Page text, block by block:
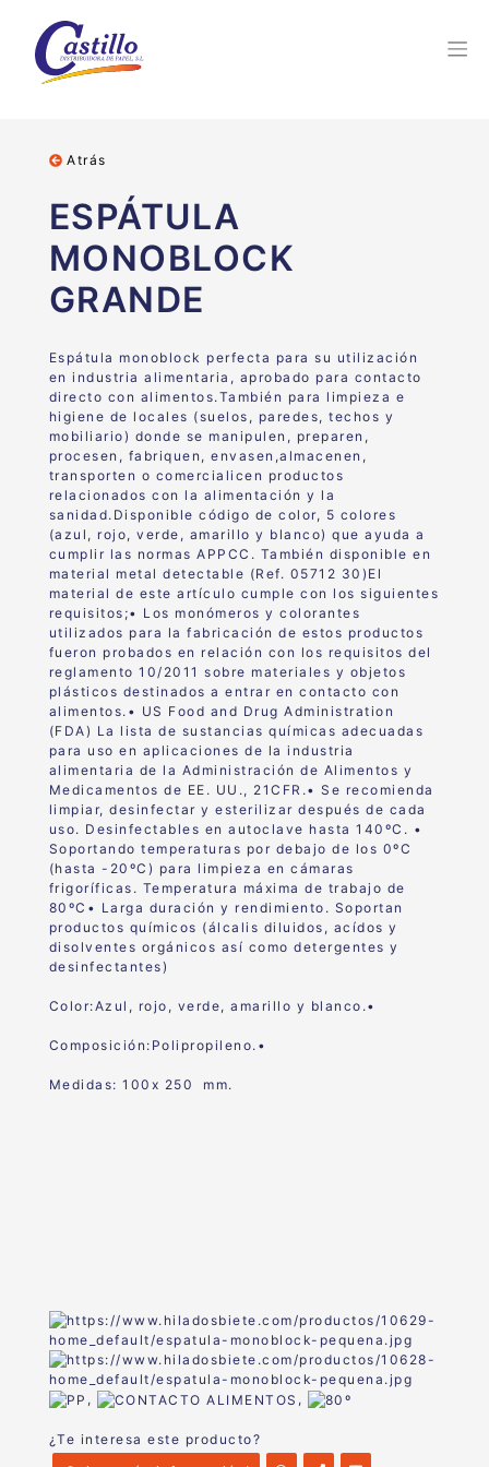
Atrás
ESPÁTULA
MONOBLOCK
GRANDE
Espátula monoblock perfecta para su utilización
en industria alimentaria, aprobado para contacto
directo con alimentos.También para limpieza e
higiene de locales (suelos, paredes,techos y
mobiliario) donde se manipulen, preparen,
procesen, fabriquen, envasen,almacenen,
transporten o comercialicen productos
relacionados con la alimentación y la
sanidad.Disponible código de color, 5 colores
(azul, rojo, verde, amarillo y blanco) que ayuda a
cumplir las normas APPCC. También disponible en
material metal detectable (Ref. 05712 30)El
material de este artículo cumple con los siguientes
requisitos;• Los monómeros y colorantes
utilizados para la fabricación de estos productos
fueron probados en relación con los requisitos del
reglamento 10/2011 sobre materiales y objetos
plásticos destinados a entrar en contacto con
alimentos.• US Food and Drug Administration
(FDA) La lista de sustancias químicas adecuadas
para uso en aplicaciones de la industria
alimentaria de la Administración de Alimentos y
Medicamentos de EE. UU., 21CFR.• Se recomienda
limpiar, desinfectar y esterilizar después de cada
uso. Desinfectables en autoclave hasta 140ºC. •
Soportando temperaturas por debajo de los 0ºC
(hasta -20ºC) para limpieza en cámaras
frigoríficas. Temperatura máxima de trabajo de
80ºC• Larga duración y rendimiento. Soportan
productos químicos (álcalis diluidos, acídos y
disolventes orgánicos así como detergentes y
desinfectantes)
Color:Azul, rojo, verde, amarillo y blanco.•
Composición:Polipropileno.•
Medidas: 100x 250 mm.
, ,
¿Te interesa este producto?